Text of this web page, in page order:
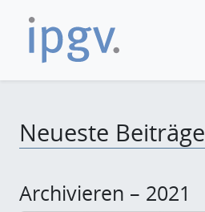
Neueste Beiträge
Archivieren – 2021